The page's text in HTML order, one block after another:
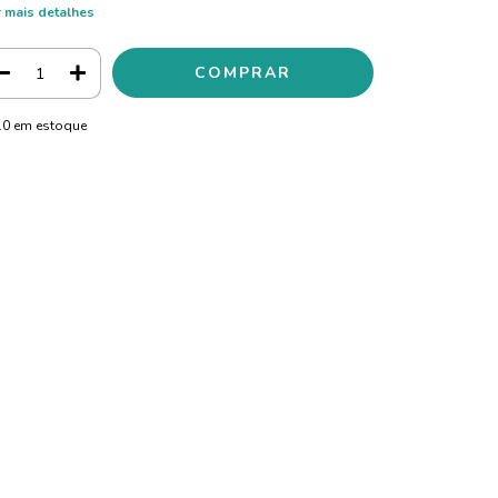
mais detalhes
em estoque